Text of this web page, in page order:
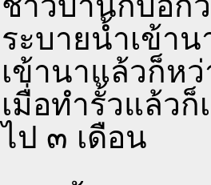
ระบายนํ้าเข้า
เข้านาแล้วก็ห
เมื่อทำรั้วแล้วก็
ไป ๓ เดือน